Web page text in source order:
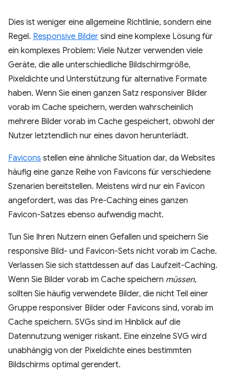
Dies ist weniger eine allgemeine Richtlinie, sondern eine
Regel. Responsive Bilder sind eine komplexe Lösung für
ein komplexes Problem: Viele Nutzer verwenden viele
Geräte, die alle unterschiedliche Bildschirmgröße,
Pixeldichte und Unterstützung für alternative Formate
haben. Wenn Sie einen ganzen Satz responsiver Bilder
vorab im Cache speichern, werden wahrscheinlich
mehrere Bilder vorab im Cache gespeichert, obwohl der
Nutzer letztendlich nur eines davon herunterlädt.
Favicons stellen eine ähnliche Situation dar, da Websites
häufig eine ganze Reihe von Favicons für verschiedene
Szenarien bereitstellen. Meistens wird nur ein Favicon
angefordert, was das Pre-Caching eines ganzen
Favicon-Satzes ebenso aufwendig macht.
Tun Sie Ihren Nutzern einen Gefallen und speichern Sie
responsive Bild- und Favicon-Sets nicht vorab im Cache.
Verlassen Sie sich stattdessen auf das Laufzeit-Caching.
Wenn Sie Bilder vorab im Cache speichern müssen,
sollten Sie häufig verwendete Bilder, die nicht Teil einer
Gruppe responsiver Bilder oder Favicons sind, vorab im
Cache speichern. SVGs sind im Hinblick auf die
Datennutzung weniger riskant. Eine einzelne SVG wird
unabhängig von der Pixeldichte eines bestimmten
Bildschirms optimal gerendert.